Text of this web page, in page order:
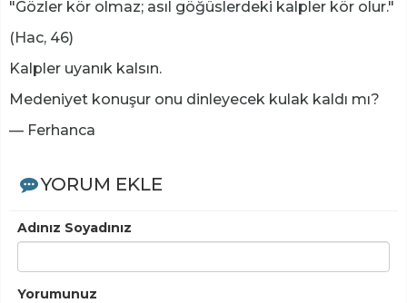
"Gözler kör olmaz; asıl göğüslerdeki kalpler kör olur."
(Hac, 46)
Kalpler uyanık kalsın.
Medeniyet konuşur onu dinleyecek kulak kaldı mı?
— Ferhanca
YORUM EKLE
Adınız Soyadınız
Yorumunuz